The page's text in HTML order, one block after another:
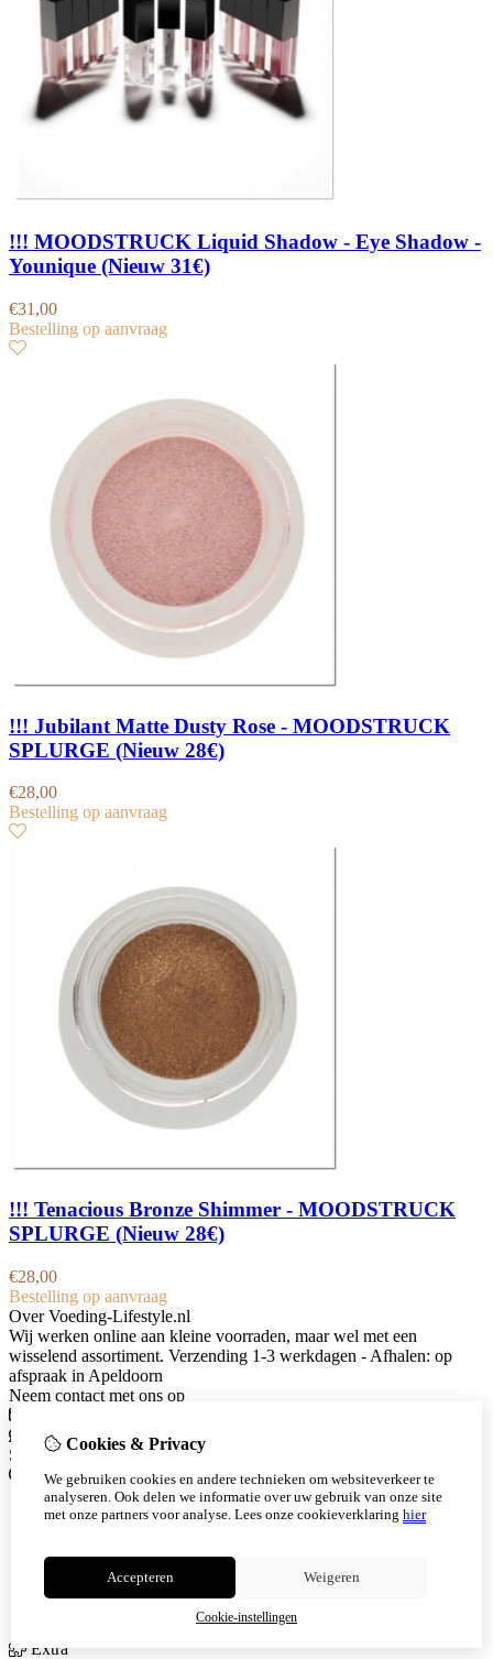
!!! MOODSTRUCK Liquid Shadow - Eye Shadow -
Younique (Nieuw 31€)
€31,00
Bestelling op aanvraag
!!! Jubilant Matte Dusty Rose - MOODSTRUCK
SPLURGE (Nieuw 28€)
€28,00
Bestelling op aanvraag
!!! Tenacious Bronze Shimmer - MOODSTRUCK
SPLURGE (Nieuw 28€)
€28,00
Bestelling op aanvraag
Over Voeding-Lifestyle.nl
Wij werken online aan kleine voorraden, maar wel met een
wisselend assortiment. Verzending 1-3 werkdagen - Afhalen: op
afspraak in Apeldoorn
Neem contact met ons op
Whatsapp +31 614044847
Social Media
Informatie
Over mij
Join The Team
Extra
Cookies & Privacy
We gebruiken cookies en andere technieken om websiteverkeer te
analyseren. Ook delen we informatie over uw gebruik van onze site
met onze partners voor analyse. Lees onze cookieverklaring hier
Accepteren Weigeren
Cookie-instellingen